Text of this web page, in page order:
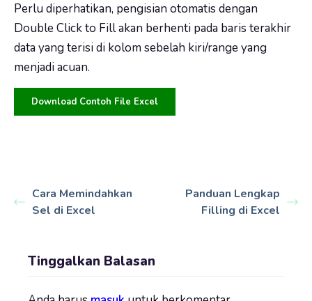
Perlu diperhatikan, pengisian otomatis dengan
Double Click to Fill akan berhenti pada baris terakhir
data yang terisi di kolom sebelah kiri/range yang
menjadi acuan.
Download Contoh File Excel
Cara Memindahkan
Sel di Excel
Panduan Lengkap
Filling di Excel
Tinggalkan Balasan